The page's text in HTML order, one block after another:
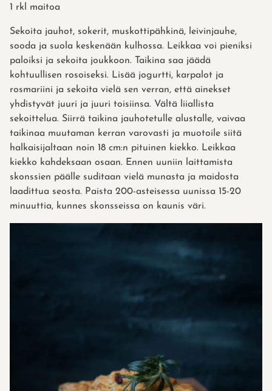
1 rkl maitoa
Sekoita jauhot, sokerit, muskottipähkinä, leivinjauhe,
sooda ja suola keskenään kulhossa. Leikkaa voi pieniksi
paloiksi ja sekoita joukkoon. Taikina saa jäädä
kohtuullisen rosoiseksi. Lisää jogurtti, karpalot ja
rosmariini ja sekoita vielä sen verran, että ainekset
yhdistyvät juuri ja juuri toisiinsa. Vältä liiallista
sekoittelua. Siirrä taikina jauhotetulle alustalle, vaivaa
taikinaa muutaman kerran varovasti ja muotoile siitä
halkaisijaltaan noin 18 cm:n pituinen kiekko. Leikkaa
kiekko kahdeksaan osaan. Ennen uuniin laittamista
skonssien päälle suditaan vielä munasta ja maidosta
laadittua seosta. Paista 200-asteisessa uunissa 15-20
minuuttia, kunnes skonsseissa on kaunis väri.